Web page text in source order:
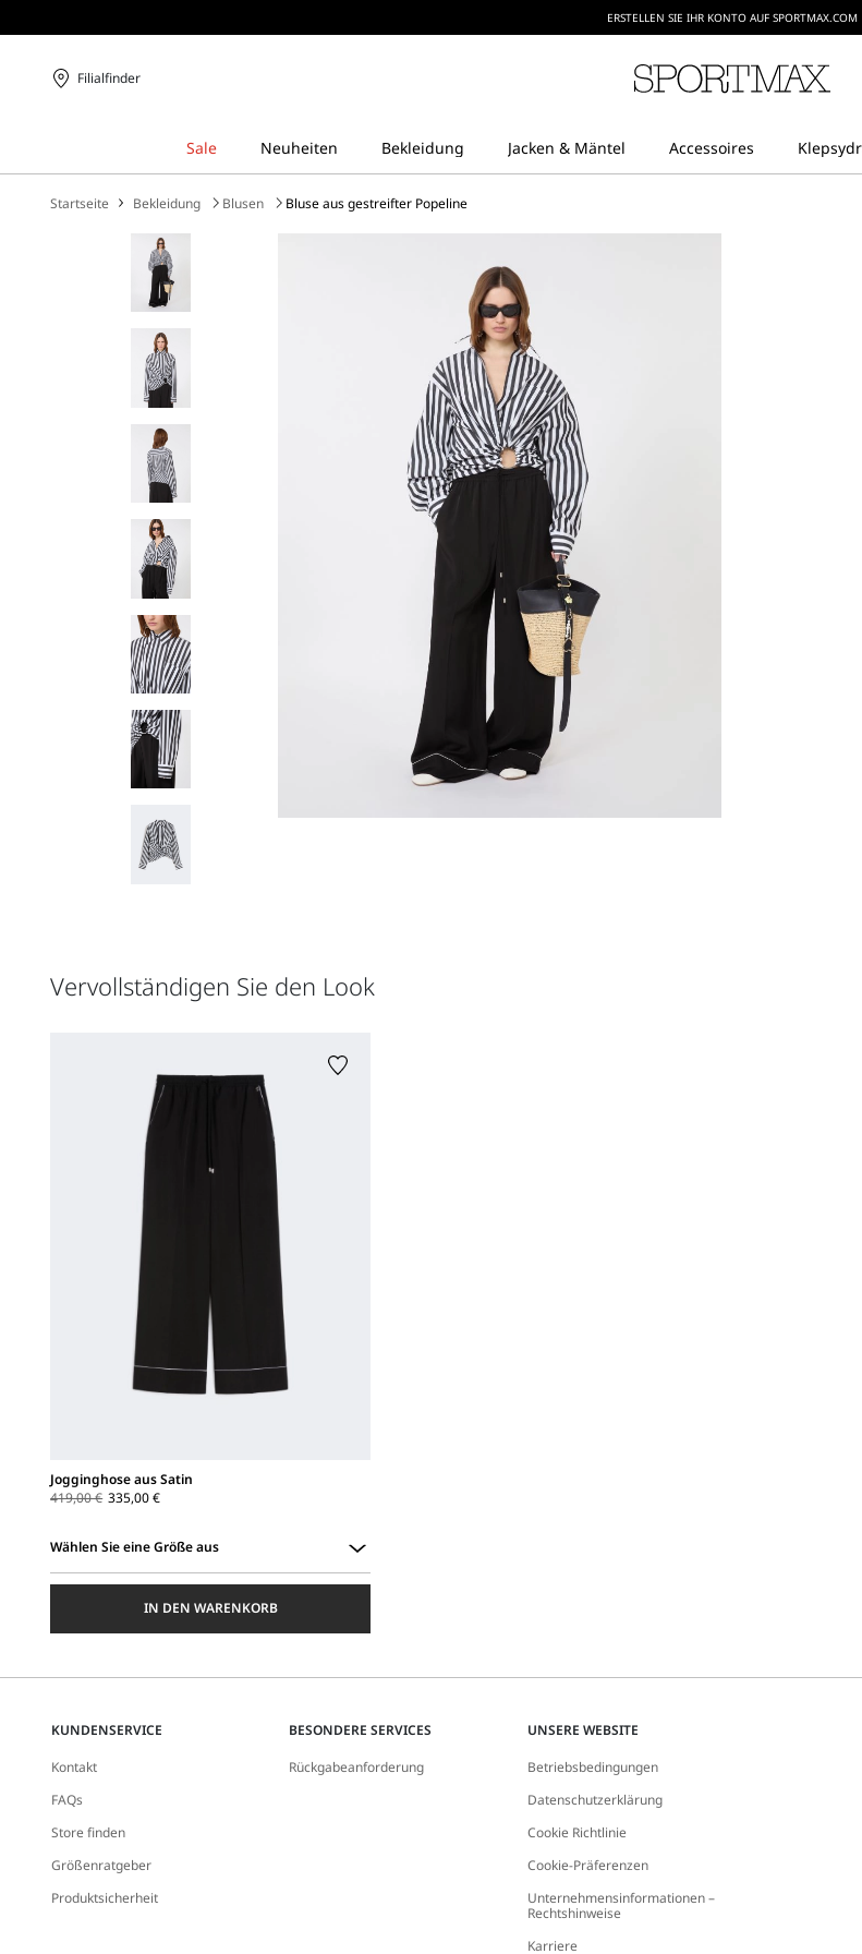
ERSTELLEN SIE IHR KONTO AUF SPORTMAX.COM
Filialfinder
Startseite Bekleidung Blusen Bluse aus gestreifter Popeline
Vervollständigen Sie den Look
Jogginghose aus Satin
419,00 € 335,00 €
Wählen Sie eine Größe aus
IN DEN WARENKORB
KUNDENSERVICE
Kontakt
FAQs
Store finden
Größenratgeber
Produktsicherheit
BESONDERE SERVICES
Rückgabeanforderung
UNSERE WEBSITE
Betriebsbedingungen
Datenschutzerklärung
Cookie Richtlinie
Cookie-Präferenzen
Unternehmensinformationen –
Rechtshinweise
Karriere